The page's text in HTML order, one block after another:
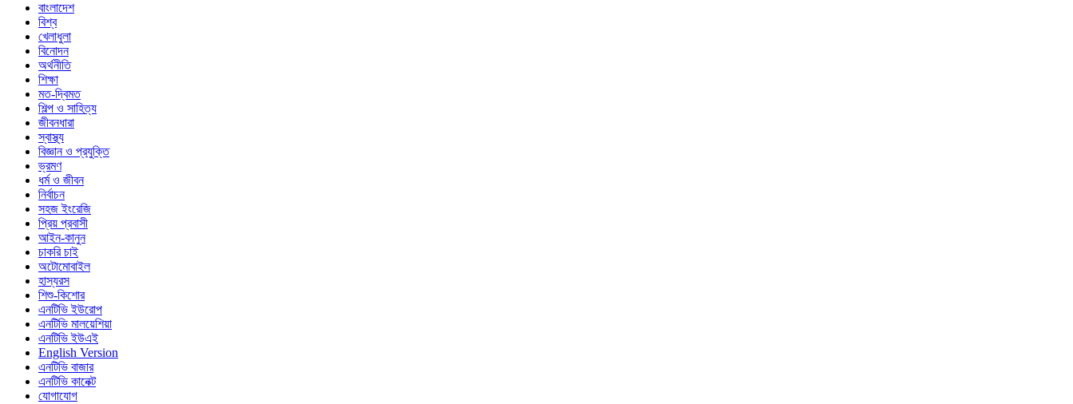
বাংলাদেশ
বিশ্ব
খেলাধুলা
বিনোদন
অর্থনীতি
শিক্ষা
মত-দ্বিমত
শিল্প ও সাহিত্য
জীবনধারা
স্বাস্থ্য
বিজ্ঞান ও প্রযুক্তি
ভ্রমণ
ধর্ম ও জীবন
নির্বাচন
সহজ ইংরেজি
প্রিয় প্রবাসী
আইন-কানুন
চাকরি চাই
অটোমোবাইল
হাস্যরস
শিশু-কিশোর
এনটিভি ইউরোপ
এনটিভি মালয়েশিয়া
এনটিভি ইউএই
English Version
এনটিভি বাজার
এনটিভি কানেক্ট
যোগাযোগ